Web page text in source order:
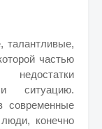
талантливые,
частью
недостатки
и ситуацию.
современные
конечно